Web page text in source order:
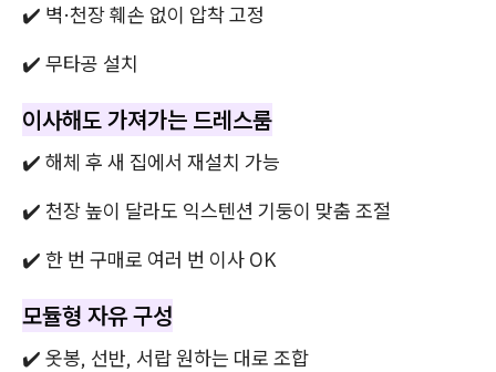
✔️ 벽·천장 훼손 없이 압착 고정
✔️ 무타공 설치
이사해도 가져가는 드레스룸
✔️ 해체 후 새 집에서 재설치 가능
✔️ 천장 높이 달라도 익스텐션 기둥이 맞춤 조절
✔️ 한 번 구매로 여러 번 이사 OK
모듈형 자유 구성
✔️ 옷봉, 선반, 서랍 원하는 대로 조합